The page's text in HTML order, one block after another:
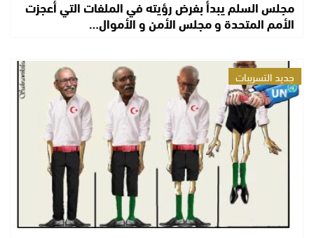
مجلس السلم يبدأ بفرض رؤيته في الملفات التي أعجزت
الأمم المتحدة و مجلس الأمن و الأموال…
جديد التسريبات